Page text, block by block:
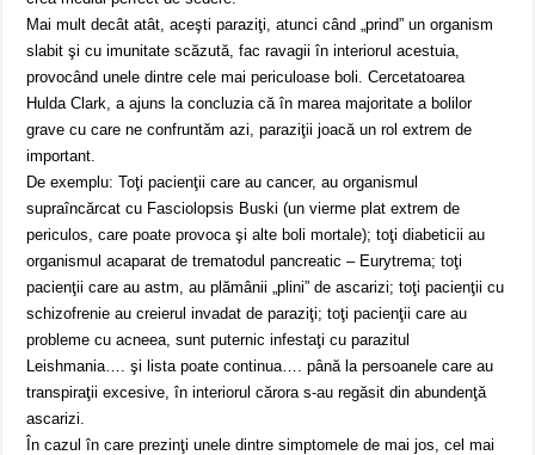
Mai mult decât atât, aceşti paraziţi, atunci când „prind” un organism
slabit şi cu imunitate scăzută, fac ravagii în interiorul acestuia,
provocând unele dintre cele mai periculoase boli. Cercetatoarea
Hulda Clark, a ajuns la concluzia că în marea majoritate a bolilor
grave cu care ne confruntăm azi, paraziţii joacă un rol extrem de
important.
De exemplu: Toţi pacienţii care au cancer, au organismul
supraîncărcat cu Fasciolopsis Buski (un vierme plat extrem de
periculos, care poate provoca şi alte boli mortale); toţi diabeticii au
organismul acaparat de trematodul pancreatic – Eurytrema; toţi
pacienţii care au astm, au plămânii „plini” de ascarizi; toţi pacienţii cu
schizofrenie au creierul invadat de paraziţi; toţi pacienţii care au
probleme cu acneea, sunt puternic infestaţi cu parazitul
Leishmania…. şi lista poate continua…. până la persoanele care au
transpiraţii excesive, în interiorul cărora s-au regăsit din abundenţă
ascarizi.
În cazul în care prezinţi unele dintre simptomele de mai jos, cel mai